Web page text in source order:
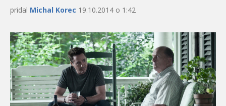
pridal Michal Korec 19.10.2014 o 1:42